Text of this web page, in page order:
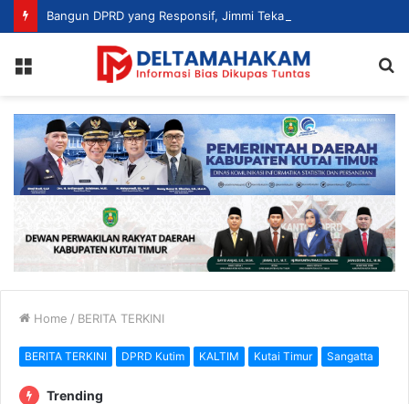
Home / BERITA TERKINI
BERITA TERKINI DPRD Kutim KALTIM Kutai Timur Sangatta
Trending